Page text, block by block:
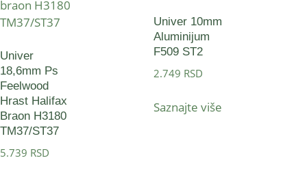
Univer
18,6mm Ps
Feelwood
Hrast Halifax
Braon H3180
TM37/ST37
5.739 RSD
Univer 10mm
Aluminijum
F509 ST2
2.749 RSD
Saznajte više